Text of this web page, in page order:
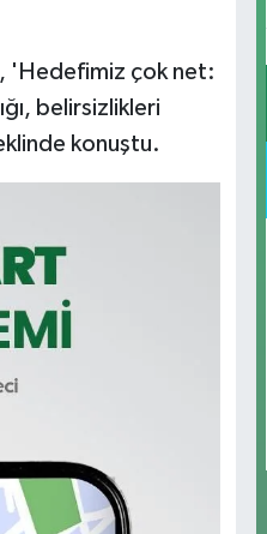
, 'Hedefimiz çok net:
belirsizlikleri
konuştu.